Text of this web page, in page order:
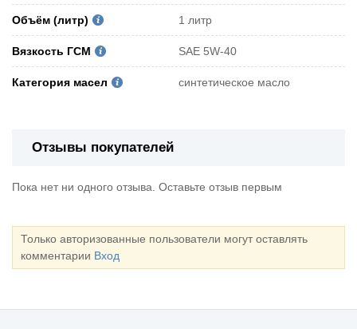
Объём (литр) 1 литр
Вязкость ГСМ SAE 5W-40
Категория масел синтетическое масло
Отзывы покупателей
Пока нет ни одного отзыва. Оставьте отзыв первым
Только авторизованные пользователи могут оставлять
комментарии Вход